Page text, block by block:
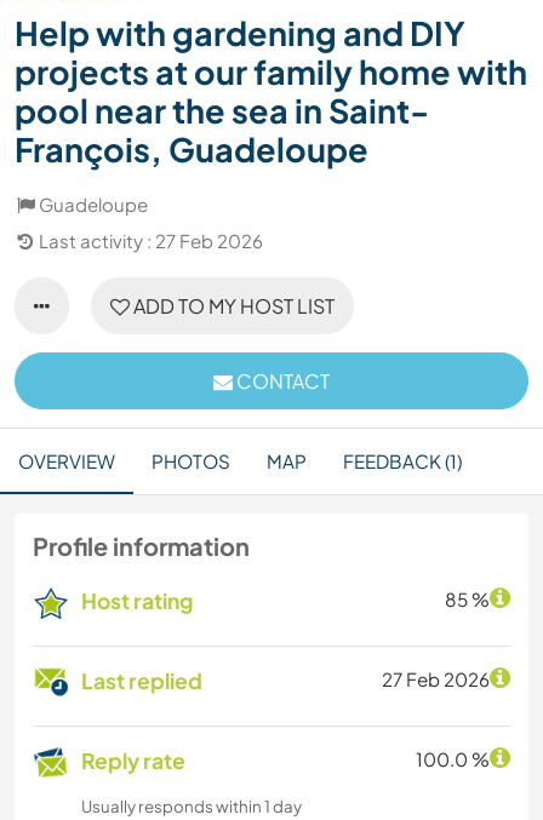
Help with gardening and DIY
projects at our family home with
pool near the sea in Saint-
François, Guadeloupe
Guadeloupe
Last activity : 27 Feb 2026
ADD TO MY HOST LIST
CONTACT
OVERVIEW PHOTOS MAP FEEDBACK (1)
Profile information
Host rating 85 %
Last replied 27 Feb 2026
Reply rate 100.0 %
Usually responds within 1 day